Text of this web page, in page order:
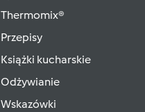
Thermomix®
Przepisy
Książki kucharskie
Odżywianie
Wskazówki